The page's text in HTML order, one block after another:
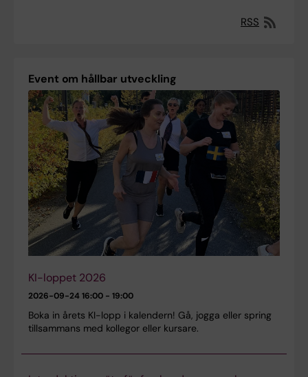
RSS
Event om hållbar utveckling
KI-loppet 2026
2026-09-2416:00 - 19:00
Boka in årets KI-lopp i kalendern! Gå, jogga eller spring
tillsammans med kollegor eller kursare.